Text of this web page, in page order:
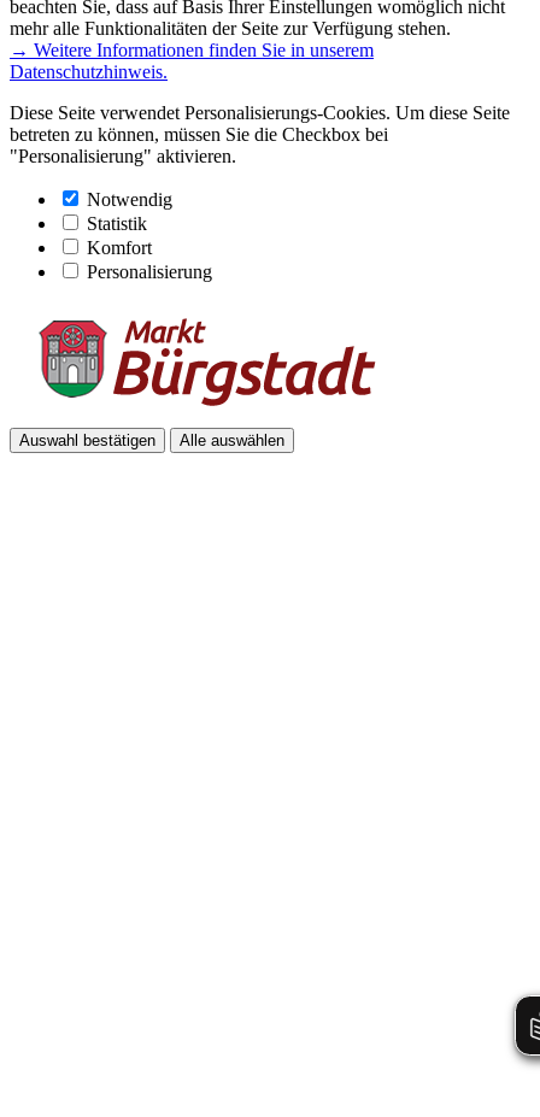
beachten Sie, dass auf Basis Ihrer Einstellungen womöglich nicht
mehr alle Funktionalitäten der Seite zur Verfügung stehen.
→ Weitere Informationen finden Sie in unserem
Datenschutzhinweis.
Diese Seite verwendet Personalisierungs-Cookies. Um diese Seite
betreten zu können, müssen Sie die Checkbox bei
"Personalisierung" aktivieren.
Notwendig
Statistik
Komfort
Personalisierung
Auswahl bestätigen Alle auswählen